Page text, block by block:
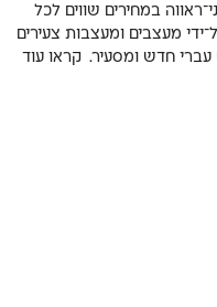
במחירים שווים לכל
מעצבים ומעצבות צעירים
עברי חדש ומסעיר. קראו עוד